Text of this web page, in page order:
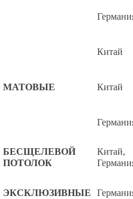
МАТОВЫЕ
Китай
Китай
БЕСЩЕЛЕВОЙ
ПОТОЛОК
Китай,
ЭКСКЛЮЗИВНЫЕ